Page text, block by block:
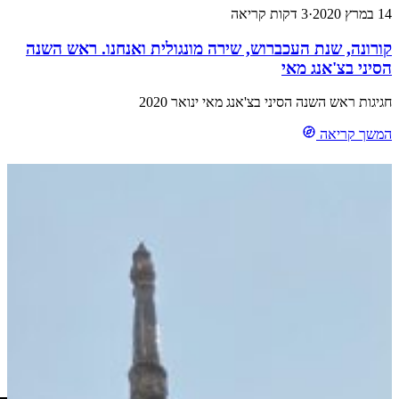
·3 דקות קריאה
שנת העכברוש, שירה מונגולית ואנחנו. ראש השנה
בצ'אנג מאי
ראש השנה הסיני בצ'אנג מאי ינואר 2020
קריאה